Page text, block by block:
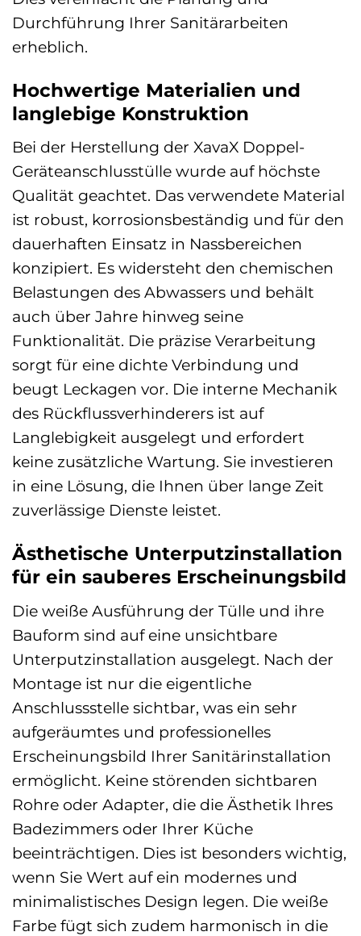
Durchführung Ihrer Sanitärarbeiten
erheblich.
Hochwertige Materialien und
langlebige Konstruktion
Bei der Herstellung der XavaX Doppel-
Geräteanschlusstülle wurde auf höchste
Qualität geachtet. Das verwendete Material
ist robust, korrosionsbeständig und für den
dauerhaften Einsatz in Nassbereichen
konzipiert. Es widersteht den chemischen
Belastungen des Abwassers und behält
auch über Jahre hinweg seine
Funktionalität. Die präzise Verarbeitung
sorgt für eine dichte Verbindung und
beugt Leckagen vor. Die interne Mechanik
des Rückflussverhinderers ist auf
Langlebigkeit ausgelegt und erfordert
keine zusätzliche Wartung. Sie investieren
in eine Lösung, die Ihnen über lange Zeit
zuverlässige Dienste leistet.
Ästhetische Unterputzinstallation
für ein sauberes Erscheinungsbild
Die weiße Ausführung der Tülle und ihre
Bauform sind auf eine unsichtbare
Unterputzinstallation ausgelegt. Nach der
Montage ist nur die eigentliche
Anschlussstelle sichtbar, was ein sehr
aufgeräumtes und professionelles
Erscheinungsbild Ihrer Sanitärinstallation
ermöglicht. Keine störenden sichtbaren
Rohre oder Adapter, die die Ästhetik Ihres
Badezimmers oder Ihrer Küche
beeinträchtigen. Dies ist besonders wichtig,
wenn Sie Wert auf ein modernes und
minimalistisches Design legen. Die weiße
Farbe fügt sich zudem harmonisch in die